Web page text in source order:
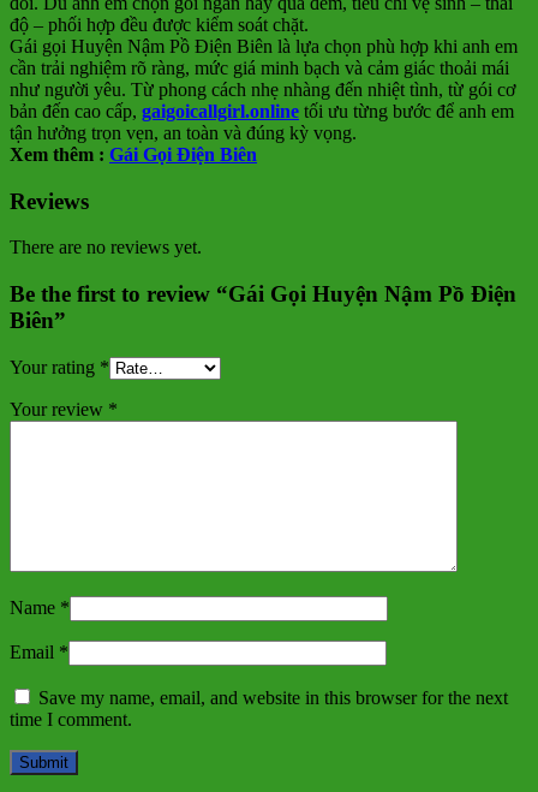
độ – phối hợp đều được kiểm soát chặt.
Gái gọi Huyện Nậm Pồ Điện Biên là lựa chọn phù hợp khi anh em
cần trải nghiệm rõ ràng, mức giá minh bạch và cảm giác thoải mái
như người yêu. Từ phong cách nhẹ nhàng đến nhiệt tình, từ gói cơ
bản đến cao cấp, gaigoicallgirl.online tối ưu từng bước để anh em
tận hưởng trọn vẹn, an toàn và đúng kỳ vọng.
Xem thêm : Gái Gọi Điện Biên
Reviews
There are no reviews yet.
Be the first to review “Gái Gọi Huyện Nậm Pồ Điện
Biên”
Your rating *
Your review *
Name *
Email *
Save my name, email, and website in this browser for the next
time I comment.